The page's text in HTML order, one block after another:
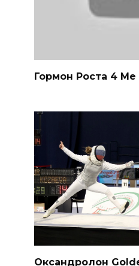
Гормон Роста 4
Оксандролон